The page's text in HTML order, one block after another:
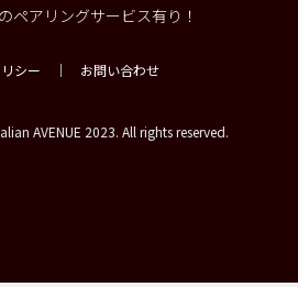
ペアリングサービス有り！
シー ｜ お問い合わせ
AVENUE 2023. All rights reserved.